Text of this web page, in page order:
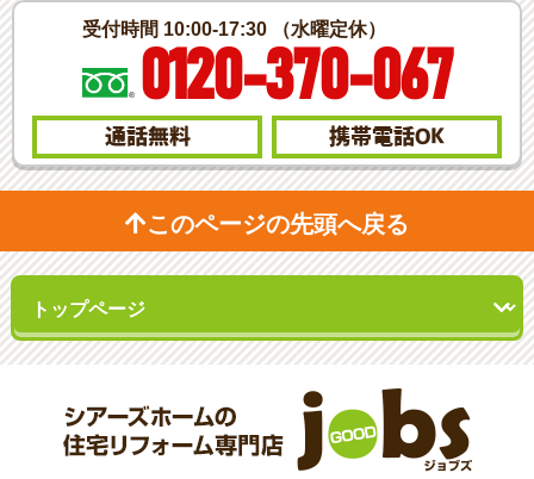
受付時間 10:00-17:30 （水曜定休）
0120-370-067
通話無料 携帯電話OK
このページの先頭へ戻る